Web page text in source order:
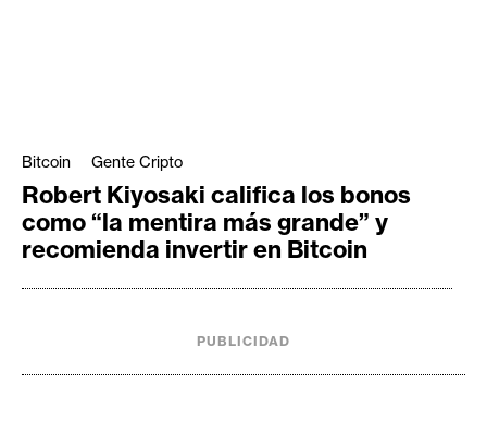
Bitcoin Gente Cripto
Robert Kiyosaki califica los bonos
como “la mentira más grande” y
recomienda invertir en Bitcoin
PUBLICIDAD